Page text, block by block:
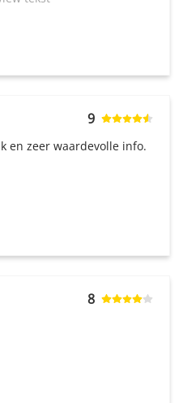
9
en zeer waardevolle info.
8